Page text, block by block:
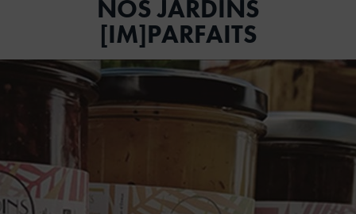
RÉSERVER MON STAND
ESPACE PRESSE
NOS JARDINS
[IM]PARFAITS